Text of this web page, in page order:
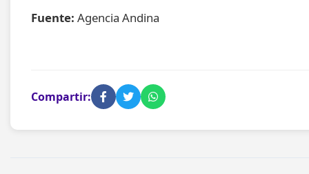
Fuente: Agencia Andina
Compartir: